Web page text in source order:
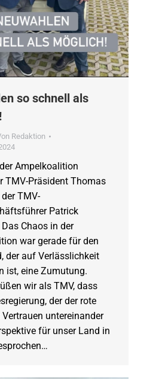
so schnell als
Redaktion
Ampelkoalition
TMV-Präsident Thomas
TMV-
Patrick
Chaos in der
war gerade für den
der auf Verlässlichkeit
ist, eine Zumutung.
wir als TMV, dass
der der rote
Vertrauen untereinander
für unser Land in